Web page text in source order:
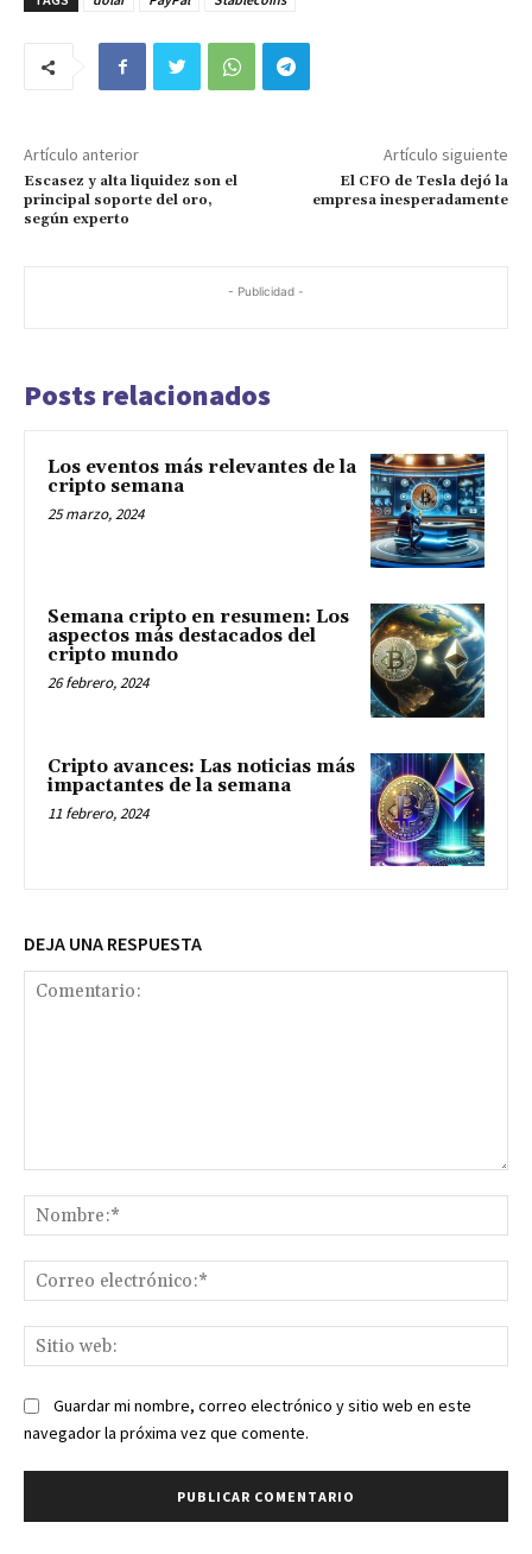
Artículo anterior
Escasez y alta liquidez son el
principal soporte del oro,
según experto
Artículo siguiente
El CFO de Tesla dejó la
empresa inesperadamente
- Publicidad -
Posts relacionados
Los eventos más relevantes de la
cripto semana
25 marzo, 2024
Semana cripto en resumen: Los
aspectos más destacados del
cripto mundo
26 febrero, 2024
Cripto avances: Las noticias más
impactantes de la semana
11 febrero, 2024
DEJA UNA RESPUESTA
Guardar mi nombre, correo electrónico y sitio web en este
navegador la próxima vez que comente.